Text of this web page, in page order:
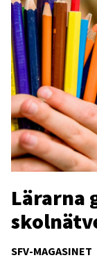
SFV-MAGASINET
Lärarna